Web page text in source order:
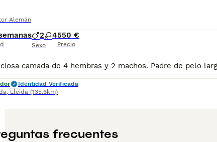
Alemán
2 4
Sexo
550 €
Precio
Identidad Verificada
, Lleida (135.6km)
frecuentes